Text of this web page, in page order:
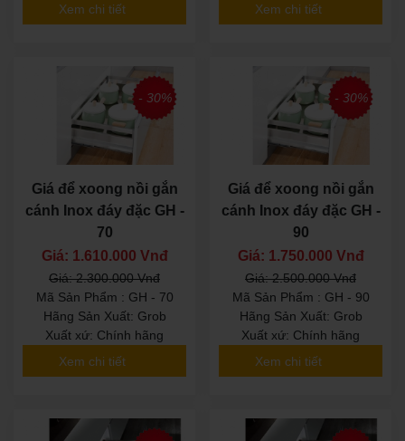
Xem chi tiết
Xem chi tiết
- 30%
Giá để xoong nồi gắn
cánh Inox đáy đặc GH -
70
Giá: 1.610.000 Vnđ
Giá: 2.300.000 Vnđ
Mã Sản Phẩm : GH - 70
Hãng Sản Xuất: Grob
Xuất xứ: Chính hãng
Xem chi tiết
- 30%
Giá để xoong nồi gắn
cánh Inox đáy đặc GH -
90
Giá: 1.750.000 Vnđ
Giá: 2.500.000 Vnđ
Mã Sản Phẩm : GH - 90
Hãng Sản Xuất: Grob
Xuất xứ: Chính hãng
Xem chi tiết